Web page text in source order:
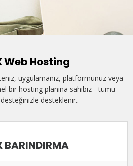
Web Hosting
uygulamanız, platformunuz veya
bir hosting planına sahibiz - tümü
desteklenir..
BARINDIRMA